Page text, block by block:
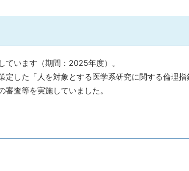
います（期間：2025年度）。
した「人を対象とする医学系研究に関する倫理
査等を実施していました。